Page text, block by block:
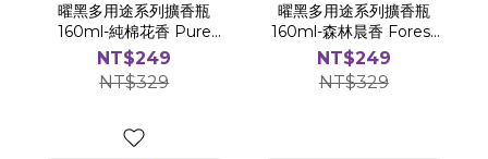
曜黑多用途系列擴香瓶
160ml-純棉花香 Pure
Cotton
NT$249
NT$329
曜黑多用途系列擴香瓶
160ml-森林晨香 Forest
Dawn
NT$249
NT$329